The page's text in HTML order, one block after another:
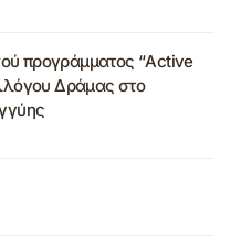
προγράμματος “Active
Δράμας στο